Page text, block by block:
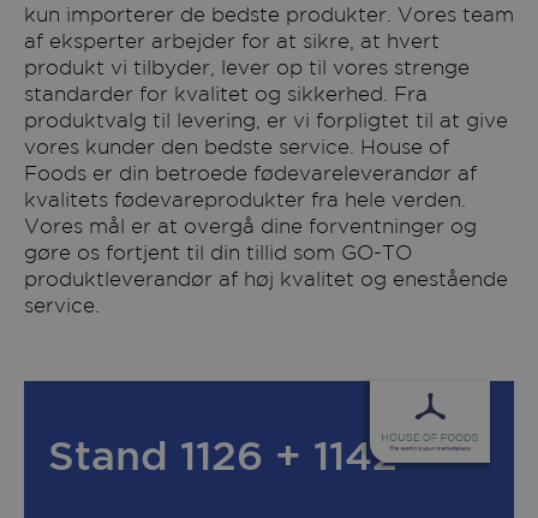
kun importerer de bedste produkter. Vores team
af eksperter arbejder for at sikre, at hvert
produkt vi tilbyder, lever op til vores strenge
standarder for kvalitet og sikkerhed. Fra
produktvalg til levering, er vi forpligtet til at give
vores kunder den bedste service. House of
Foods er din betroede fødevareleverandør af
kvalitets fødevareprodukter fra hele verden.
Vores mål er at overgå dine forventninger og
gøre os fortjent til din tillid som GO-TO
produktleverandør af høj kvalitet og enestående
service.
Stand 1126 + 1142